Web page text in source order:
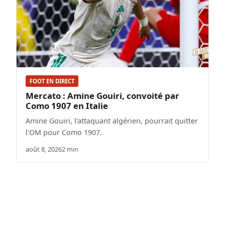
FOOT EN DIRECT
Mercato : Amine Gouiri, convoité par
Como 1907 en Italie
Amine Gouiri, l'attaquant algérien, pourrait quitter
l'OM pour Como 1907.
août 8, 20262 min